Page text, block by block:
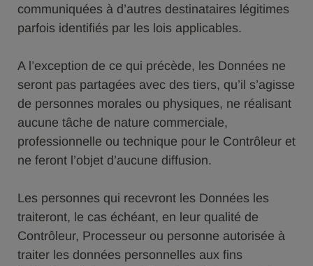
communiquées à d’autres destinataires légitimes
parfois identifiés par les lois applicables.
A l’exception de ce qui précède, les Données ne
seront pas partagées avec des tiers, qu’il s’agisse
de personnes morales ou physiques, ne réalisant
aucune tâche de nature commerciale,
professionnelle ou technique pour le Contrôleur et
ne feront l’objet d’aucune diffusion.
Les personnes qui recevront les Données les
traiteront, le cas échéant, en leur qualité de
Contrôleur, Processeur ou personne autorisée à
traiter les données personnelles aux fins